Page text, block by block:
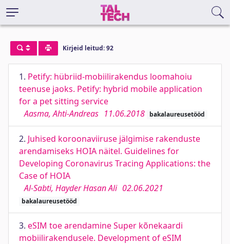
Kirjeid leitud: 92
1. Petify: hübriid-mobiilirakendus loomahoiu
teenuse jaoks. Petify: hybrid mobile application
for a pet sitting service
Aasma, Ahti-Andreas 11.06.2018 bakalaureusetööd
2. Juhised koroonaviiruse jälgimise rakenduste
arendamiseks HOIA näitel. Guidelines for
Developing Coronavirus Tracing Applications: the
Case of HOIA
Al-Sabti, Hayder Hasan Ali 02.06.2021
bakalaureusetööd
3. eSIM toe arendamine Super kõnekaardi
mobiilirakendusele. Development of eSIM